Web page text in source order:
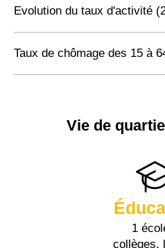
Evolution du taux d'activité
Taux de chômage des 15 à
Vie de
1
collèges,